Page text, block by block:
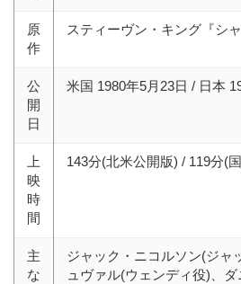
原
作
スティーヴン・キング『シ
公
開
日
米国 1980年5月23日 / 日本
上
映
時
間
143分(北米公開版) / 119分(
主
な
ジャック・ニコルソン(ジャ
ュヴァル(ウェンディ役)、